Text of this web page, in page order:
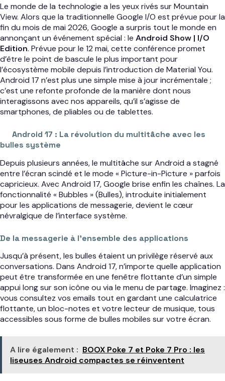
Le monde de la technologie a les yeux rivés sur Mountain
View. Alors que la traditionnelle Google I/O est prévue pour la
fin du mois de mai 2026, Google a surpris tout le monde en
annonçant un événement spécial : le Android Show | I/O
Edition. Prévue pour le 12 mai, cette conférence promet
d’être le point de bascule le plus important pour
l’écosystème mobile depuis l’introduction de Material You.
Android 17 n’est plus une simple mise à jour incrémentale ;
c’est une refonte profonde de la manière dont nous
interagissons avec nos appareils, qu’il s’agisse de
smartphones, de pliables ou de tablettes.
Android 17 : La révolution du multitâche avec les
bulles système
Depuis plusieurs années, le multitâche sur Android a stagné
entre l’écran scindé et le mode « Picture-in-Picture » parfois
capricieux. Avec Android 17, Google brise enfin les chaînes. La
fonctionnalité « Bubbles » (Bulles), introduite initialement
pour les applications de messagerie, devient le cœur
névralgique de l’interface système.
De la messagerie à l’ensemble des applications
Jusqu’à présent, les bulles étaient un privilège réservé aux
conversations. Dans Android 17, n’importe quelle application
peut être transformée en une fenêtre flottante d’un simple
appui long sur son icône ou via le menu de partage. Imaginez :
vous consultez vos emails tout en gardant une calculatrice
flottante, un bloc-notes et votre lecteur de musique, tous
accessibles sous forme de bulles mobiles sur votre écran.
A lire également : BOOX Poke 7 et Poke 7 Pro : les
liseuses Android compactes se réinventent